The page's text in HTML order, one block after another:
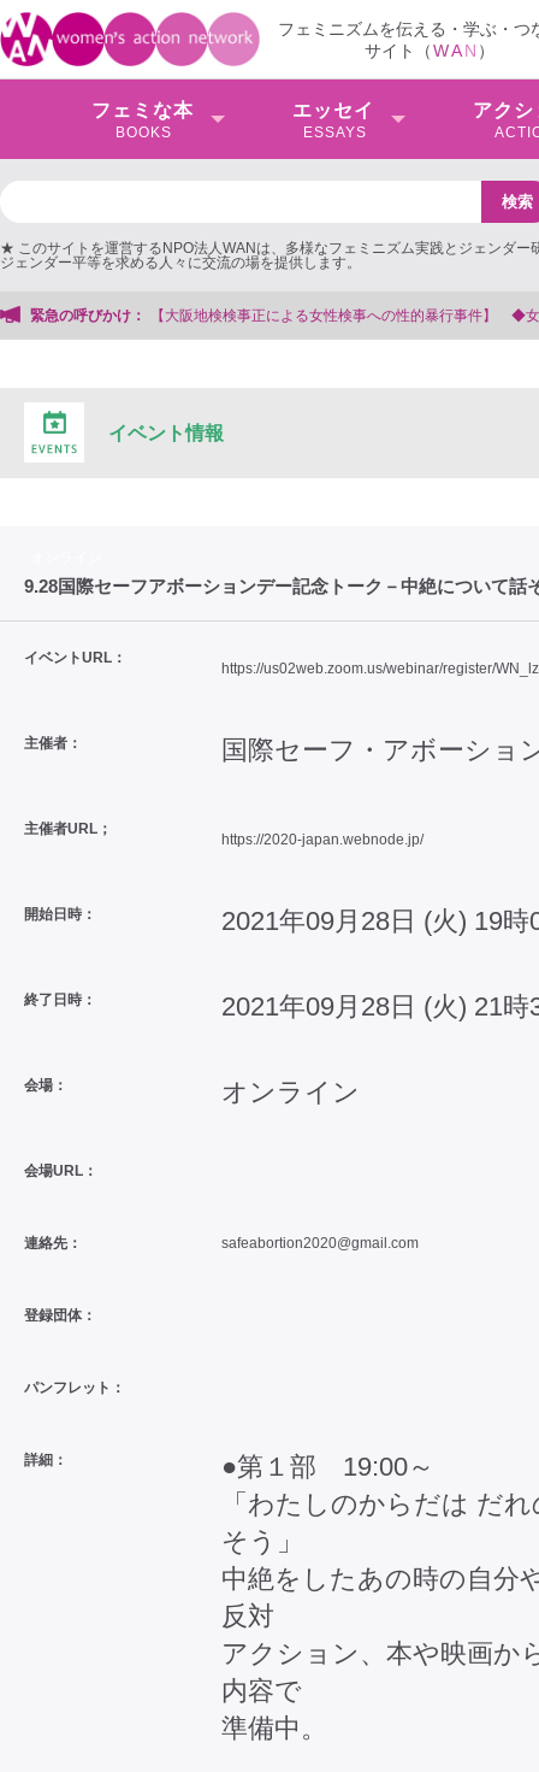
フェミニズムを伝える・学ぶ・つ
サイト（WAN ）
フェミな本
BOOKS
エッセイ
ESSAYS
アクシ
★ このサイトを運営するNPO法人WANは、多様なフェミニズム実践とジェンダー
ジェンダー平等を求める人々に交流の場を提供します。
緊急の呼びかけ：
検事正による女性検事への性的暴行事件】 ◆女性検事を支援する会事務局
イベント情報
9.28国際セーフアボーションデー記念トーク－中絶について話
イベントURL：
https://us02web.zoom.us/webinar/register/
主催者： 国際セーフ・アボーショ
主催者URL；
https://2020-japan.webnode.jp/
開始日時： 2021年09月28日 (火) 19時
終了日時： 2021年09月28日 (火) 21時
会場： オンライン
会場URL：
連絡先： safeabortion2020@gmail.com
登録団体：
パンフレット：
詳細：
●第１部 19:00～
「わたしのからだは だ
そう」
中絶をしたあの時の自分
反対
アクション、本や映画か
内容で
準備中。